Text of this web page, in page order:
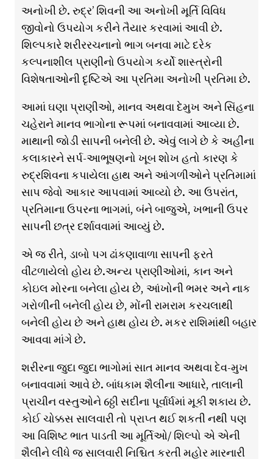
અનોખી છે. રુદ્ર’ શિવની આ અનોખી મૂર્તિ વિવિધ
જીવોનો ઉપયોગ કરીને તૈયાર કરવામાં આવી છે.
શિલ્પકારે શરીરરચનાનો ભાગ બનવા માટે દરેક
કલ્પનાશીલ પ્રાણીનો ઉપયોગ કર્યો શાસ્ત્રોની
વિશેષતાઓની દૃષ્ટિએ આ પ્રતિમા અનોખી પ્રતિમા છે.
આમાં ઘણા પ્રાણીઓ, માનવ અથવા દેમુખ અને સિંહના
ચહેરાને માનવ ભાગોના રૂપમાં બનાવવામાં આવ્યા છે.
માથાની જોડી સાપની બનેલી છે. એવું લાગે છે કે અહીંના
કલાકારને સર્પ-આભૂષણનો ખૂબ શોખ હતો કારણ કે
રુદ્રશિવના કપાયેલા હાથ અને આંગળીઓને પ્રતિમામાં
સાપ જેવો આકાર આપવામાં આવ્યો છે. આ ઉપરાંત,
પ્રતિમાના ઉપરના ભાગમાં, બંને બાજુએ, ખભાની ઉપર
સાપની છત્ર દર્શાવવામાં આવ્યું છે.
એ જ રીતે, ડાબો પગ ઢાંકણાવાળા સાપની ફરતે
વીંટળાયેલો હોય છે.અન્ય પ્રાણીઓમાં, કાન અને
કોઇલ મોરના બનેલા હોય છે, આંખોની ભમર અને નાક
ગરોળીની બનેલી હોય છે, મોંની રામરામ કરચલાથી
બનેલી હોય છે અને હાથ હોય છે. મકર રાશિમાંથી બહાર
આવવા માંગે છે.
શરીરના જુદા જુદા ભાગોમાં સાત માનવ અથવા દેવ-મુખ
બનાવવામાં આવે છે. બાંધકામ શૈલીના આધારે, તાલાની
પ્રાચીન વસ્તુઓને 6ઠ્ઠી સદીના પૂર્વાર્ધમાં મૂકી શકાય છે.
કોઈ ચોક્કસ સાલવારી તો પ્રાપ્ત થઈ શકતી નથી પણ
આ વિશિષ્ટ ભાત પાડતી આ મૂર્તિઓ/ શિલ્પો એ એની
શૈલીને લીધે જ સાલવારી નિશ્ચિત કરતી મહોર મારનારી